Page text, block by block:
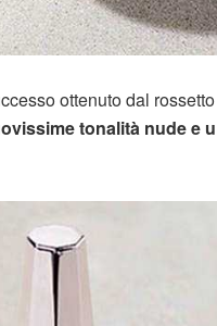
ottenuto dal
tonalità nude e